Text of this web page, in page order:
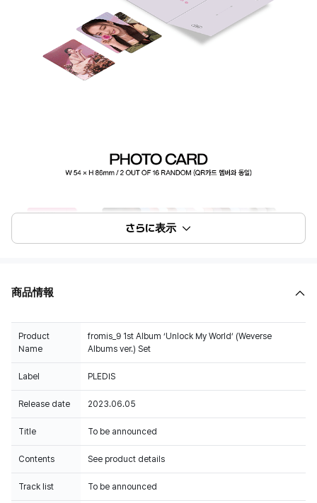
さらに表示
商品情報
Product
Name
fromis_9 1st Album ‘Unlock My World’ (Weverse
Albums ver.) Set
Label PLEDIS
Release date 2023.06.05
Title To be announced
Contents See product details
Track list To be announced